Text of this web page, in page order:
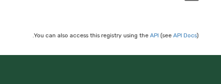
You can also access this registry using the API (see API Docs).